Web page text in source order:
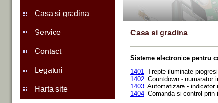
Casa si gradina
Service
Contact
Legaturi
Harta site
Casa si gradina
Sisteme electronice pentru
1401
. Trepte iluminate
1402 Countdown - numarator
1403 . Automatizare -
1404 . Comanda si control